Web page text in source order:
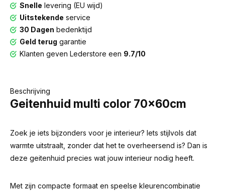
Snelle levering (EU wijd)
Uitstekende service
30 Dagen bedenktijd
Geld terug garantie
Klanten geven Lederstore een 9.7/10
Beschrijving
Geitenhuid multi color 70x60cm
Zoek je iets bijzonders voor je interieur? Iets stijlvols dat
warmte uitstraalt, zonder dat het te overheersend is? Dan is
deze geitenhuid precies wat jouw interieur nodig heeft.
Met zijn compacte formaat en speelse kleurencombinatie